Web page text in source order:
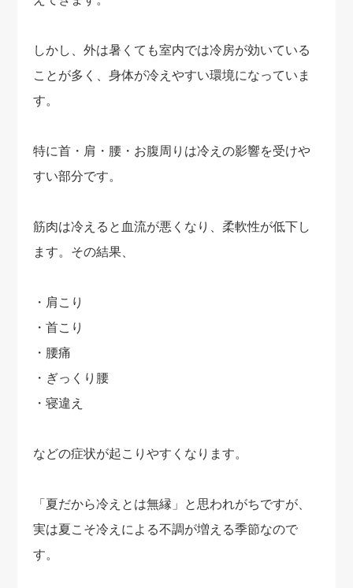
しかし、外は暑くても室内では冷房が効いている
ことが多く、身体が冷えやすい環境になっていま
す。
特に首・肩・腰・お腹周りは冷えの影響を受けや
すい部分です。
筋肉は冷えると血流が悪くなり、柔軟性が低下し
ます。その結果、
・肩こり
・首こり
・腰痛
・ぎっくり腰
・寝違え
などの症状が起こりやすくなります。
「夏だから冷えとは無縁」と思われがちですが、
実は夏こそ冷えによる不調が増える季節なので
す。